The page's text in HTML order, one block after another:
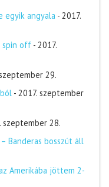
egyik angyala - 2017.
spin off - 2017.
29.
- 2017. szeptember
szeptember 28.
Banderas bosszút áll
Amerikába jöttem 2-